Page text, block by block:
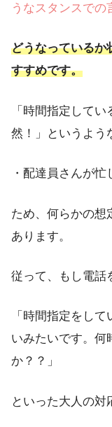
うなスタンスでの
どうなっているか
すすめです。
「時間指定して
然！」というよう
・配達員さんが
ため、何らかの想
あります。
従って、もし電話
「時間指定をし
いみたいです。何
か？？」
といった大人の対